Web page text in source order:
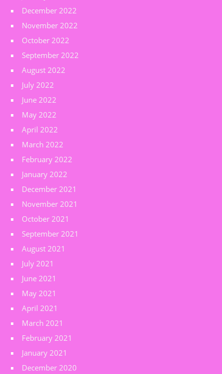
December 2022
November 2022
October 2022
September 2022
August 2022
July 2022
June 2022
May 2022
April 2022
March 2022
February 2022
January 2022
December 2021
November 2021
October 2021
September 2021
August 2021
July 2021
June 2021
May 2021
April 2021
March 2021
February 2021
January 2021
December 2020